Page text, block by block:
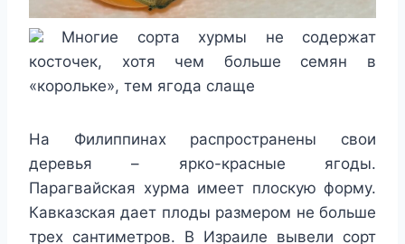
Многие сорта хурмы не содержат
косточек, хотя чем больше семян в
«корольке», тем ягода слаще
На Филиппинах распространены свои
деревья – ярко-красные ягоды.
Парагвайская хурма имеет плоскую форму.
Кавказская дает плоды размером не больше
трех сантиметров. В Израиле вывели сорт